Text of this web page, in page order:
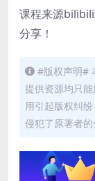
课程来源
分享！
#版权声明#
提供资源均只
用引起版权纠
侵犯了原著者的